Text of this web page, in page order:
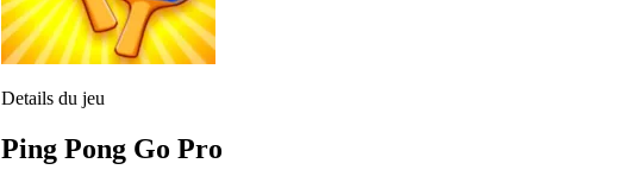
Details du jeu
Ping Pong Go Pro